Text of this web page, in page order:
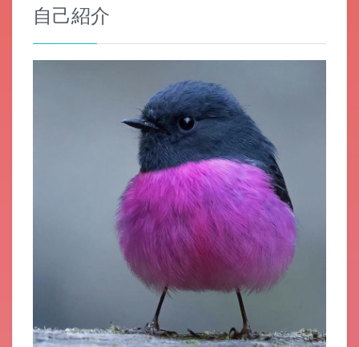
自己紹介